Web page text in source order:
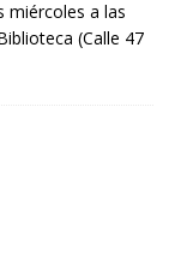
miércoles a las
(Calle 47